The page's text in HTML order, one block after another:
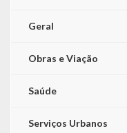
Geral
Obras e Viação
Saúde
Serviços Urbanos